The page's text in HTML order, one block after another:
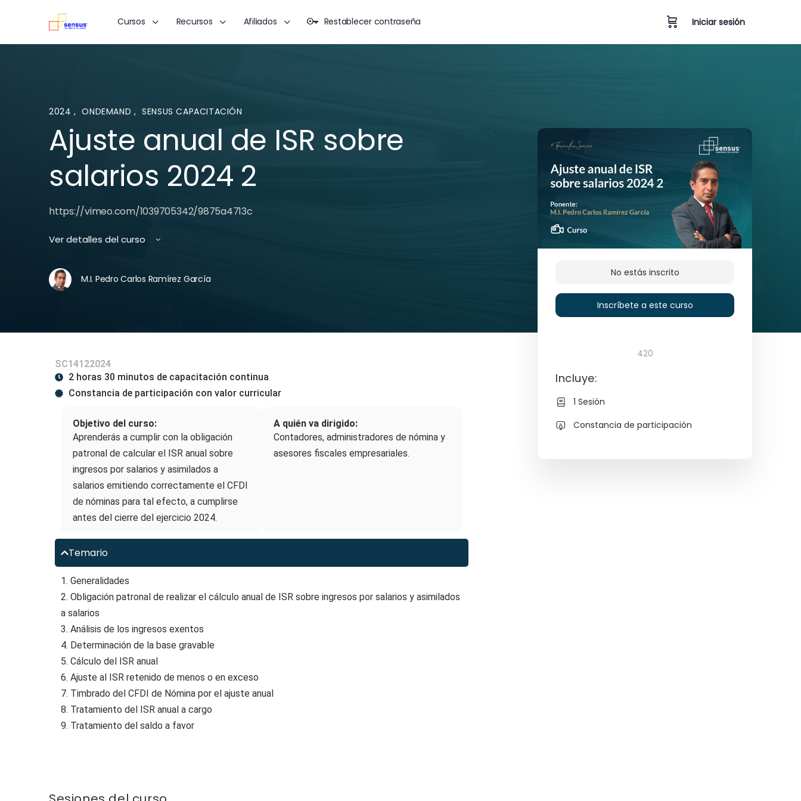
Cursos Recursos Afiliados Restablecer contraseña Iniciar sesión
2024, ONDEMAND , SENSUS CAPACITACIÓN
Ajuste anual de ISR sobre
salarios 2024 2
https://vimeo.com/1039705342/9875a4713c
Ver detalles del curso
M.I. Pedro Carlos Ramírez García
SC14122024
2 horas 30 minutos de capacitación continua
Constancia de participación con valor curricular
Objetivo del curso:
Aprenderás a cumplir con la obligación
patronal de calcular el ISR anual sobre
ingresos por salarios y asimilados a
salarios emitiendo correctamente el CFDI
de nóminas para tal efecto, a cumplirse
antes del cierre del ejercicio 2024.
A quién va dirigido:
Contadores, administradores de nómina y
asesores fiscales empresariales.
Temario
1. Generalidades
2. Obligación patronal de realizar el cálculo anual de ISR sobre ingresos por salarios y asimilados
a salarios
3. Análisis de los ingresos exentos
4. Determinación de la base gravable
5. Cálculo del ISR anual
6. Ajuste al ISR retenido de menos o en exceso
7. Timbrado del CFDI de Nómina por el ajuste anual
8. Tratamiento del ISR anual a cargo
9. Tratamiento del saldo a favor
No estás inscrito
Inscríbete a este curso
420
Incluye:
1 Sesión
Constancia de participación